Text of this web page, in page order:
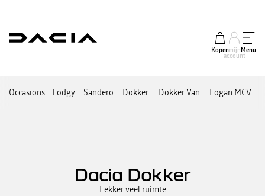
Kopenmijn
account
Menu
Occasions Lodgy Sandero Dokker Dokker Van Logan MCV
Dacia Dokker
Lekker veel ruimte